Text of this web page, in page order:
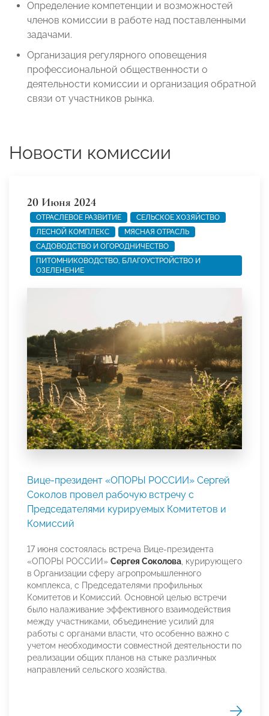
Определение компетенции и возможностей
членов комиссии в работе над поставленными
задачами.
Организация регулярного оповещения
профессиональной общественности о
деятельности комиссии и организация обратной
связи от участников рынка.
Новости комиссии
20 Июня 2024
ОТРАСЛЕВОЕ РАЗВИТИЕ
СЕЛЬСКОЕ ХОЗЯЙСТВО
ЛЕСНОЙ КОМПЛЕКС
МЯСНАЯ ОТРАСЛЬ
САДОВОДСТВО И ОГОРОДНИЧЕСТВО
ПИТОМНИКОВОДСТВО, БЛАГОУСТРОЙСТВО И
ОЗЕЛЕНЕНИЕ
Вице-президент «ОПОРЫ РОССИИ» Сергей
Соколов провел рабочую встречу с
Председателями курируемых Комитетов и
Комиссий
17 июня состоялась встреча Вице-президента
«ОПОРЫ РОССИИ» Сергея Соколова, курирующего
в Организации сферу агропромышленного
комплекса, с Председателями профильных
Комитетов и Комиссий. Основной целью встречи
было налаживание эффективного взаимодействия
между участниками, объединение усилий для
работы с органами власти, что особенно важно с
учетом необходимости совместной деятельности по
реализации общих планов на стыке различных
направлений сельского хозяйства.